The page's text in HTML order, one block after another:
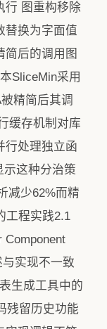
行 图重构移除
替换为字面值
简后的调用图
SliceMin采用
精简后其调
缓存机制对库
行处理独立函
示这种分治策
减少62%而精
工程实践2.1
Component
实现不一致
生成工具中的
残留历史功能